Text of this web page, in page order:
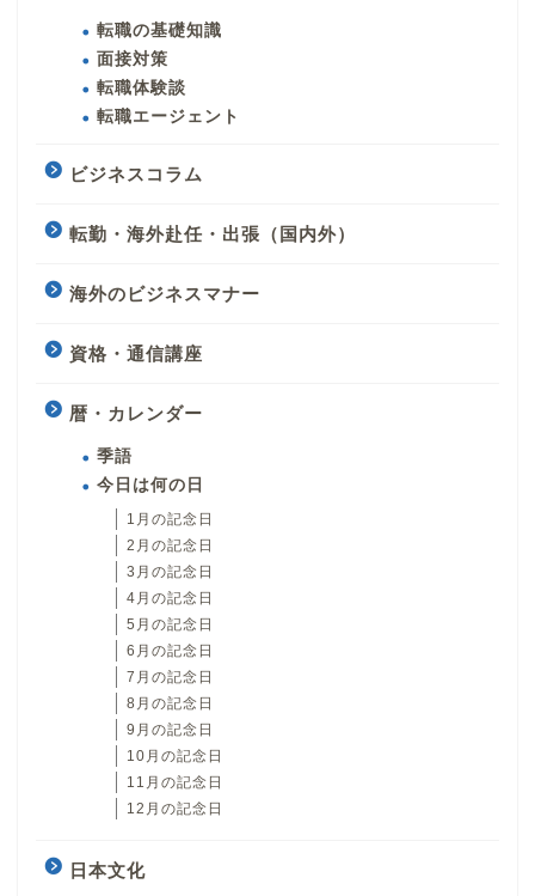
転職の基礎知識
面接対策
転職体験談
転職エージェント
ビジネスコラム
転勤・海外赴任・出張（国内外）
海外のビジネスマナー
資格・通信講座
暦・カレンダー
季語
今日は何の日
1月の記念日
2月の記念日
3月の記念日
4月の記念日
5月の記念日
6月の記念日
7月の記念日
8月の記念日
9月の記念日
10月の記念日
11月の記念日
12月の記念日
日本文化